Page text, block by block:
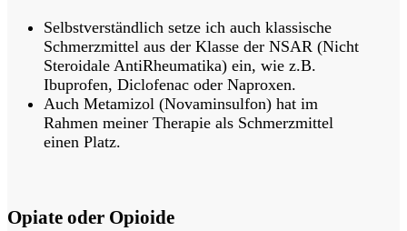
Selbstverständlich setze ich auch klassische
Schmerzmittel aus der Klasse der NSAR (Nicht
Steroidale AntiRheumatika) ein, wie z.B.
Ibuprofen, Diclofenac oder Naproxen.
Auch Metamizol (Novaminsulfon) hat im
Rahmen meiner Therapie als Schmerzmittel
einen Platz.
Opiate oder Opioide